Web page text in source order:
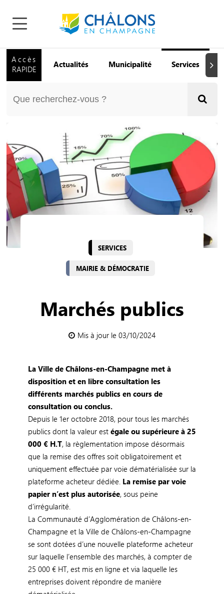
Accès
RAPIDE
Actualités Municipalité Services
SERVICES
MAIRIE & DÉMOCRATIE
Marchés publics
Mis à jour le 03/10/2024
La Ville de Châlons-en-Champagne met à
disposition et en libre consultation les
différents marchés publics en cours de
consultation ou conclus.
Depuis le 1er octobre 2018, pour tous les marchés
publics dont la valeur estégale ou supérieure à 25
000 € H.T, la règlementation impose désormais
que la remise des offres soit obligatoirement et
uniquement effectuée par voie dématérialisée sur la
plateforme acheteur dédiée. La remise par voie
papier n’est plus autorisée, sous peine
d’irrégularité.
La Communauté d’Agglomération de Châlons-en-
Champagne et la Ville de Châlons-en-Champagne
se sont dotées d’une nouvelle plateforme acheteur
sur laquelle l’ensemble des marchés, à compter de
25 000 € HT, est mis en ligne et via laquelle les
entreprises doivent répondre de manière